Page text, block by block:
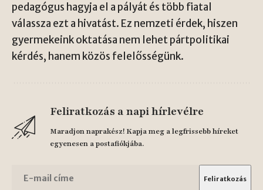
pedagógus hagyja el a pályát és több fiatal
válassza ezt a hivatást. Ez nemzeti érdek, hiszen
gyermekeink oktatása nem lehet pártpolitikai
kérdés, hanem közös felelősségünk.
Feliratkozás a napi hírlevélre
Maradjon naprakész! Kapja meg a legfrissebb híreket
egyenesen a postafiókjába.